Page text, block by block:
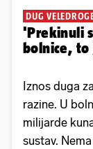
DUG
'Prekinuli
bolnice, to
Iznos duga
razine. U
milijarde
sustav.